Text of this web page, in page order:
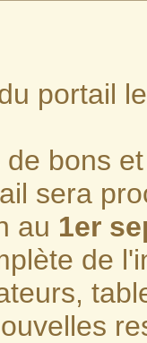
portail
bons
sera
au 1er
de